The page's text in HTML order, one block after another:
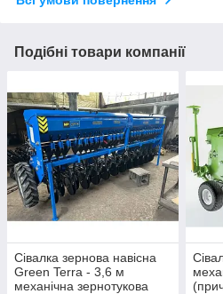
Подібні товари компанії
Сівалка зернова навісна
Green Terra - 3,6 м
механічна зернотукова